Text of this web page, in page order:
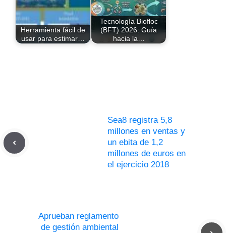
Herramienta fácil de
usar para estimar…
Tecnología Biofloc
(BFT) 2026: Guía
hacia la…
Sea8 registra 5,8
millones en ventas y
un ebita de 1,2
millones de euros en
el ejercicio 2018
Aprueban reglamento
de gestión ambiental